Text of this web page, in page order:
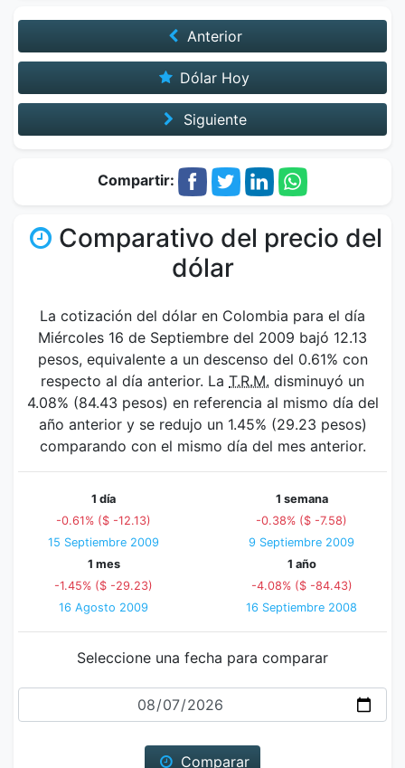
Anterior
Dólar Hoy
Siguiente
Compartir:
Comparativo del precio del
dólar
La cotización del dólar en Colombia para el día
Miércoles 16 de Septiembre del 2009 bajó 12.13
pesos, equivalente a un descenso del 0.61% con
respecto al día anterior. La T.R.M. disminuyó un
4.08% (84.43 pesos) en referencia al mismo día del
año anterior y se redujo un 1.45% (29.23 pesos)
comparando con el mismo día del mes anterior.
1 día
-0.61% ($ -12.13)
15 Septiembre 2009
1 semana
-0.38% ($ -7.58)
9 Septiembre 2009
1 mes
-1.45% ($ -29.23)
16 Agosto 2009
1 año
-4.08% ($ -84.43)
16 Septiembre 2008
Seleccione una fecha para comparar
Fecha
Comparar